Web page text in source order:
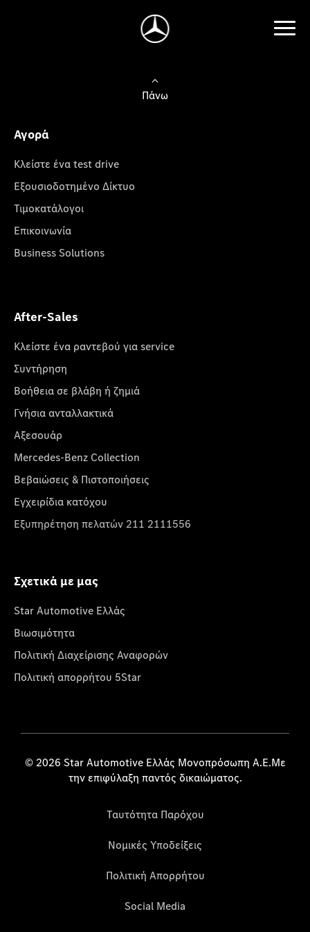
Πάνω
Αγορά
Κλείστε ένα test drive
Εξουσιοδοτημένο Δίκτυο
Τιμοκατάλογοι
Επικοινωνία
Business Solutions
After-Sales
Κλείστε ένα ραντεβού για service
Συντήρηση
Βοήθεια σε βλάβη ή ζημιά
Γνήσια ανταλλακτικά
Αξεσουάρ
Mercedes-Benz Collection
Βεβαιώσεις & Πιστοποιήσεις
Εγχειρίδια κατόχου
Εξυπηρέτηση πελατών 211 2111556
Σχετικά με μας
Star Automotive Ελλάς
Βιωσιμότητα
Πολιτική Διαχείρισης Αναφορών
Πολιτική απορρήτου 5Star
© 2026 Star Automotive Ελλάς Μονοπρόσωπη Α.Ε.Με
την επιφύλαξη παντός δικαιώματος.
Ταυτότητα Παρόχου
Νομικές Υποδείξεις
Πολιτική Απορρήτου
Social Media